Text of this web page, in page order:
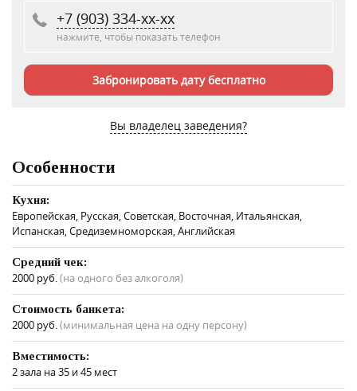
+7 (903) 334-xx-xx
нажмите, чтобы показать телефон
Забронировать дату бесплатно
Вы владелец заведения?
Особенности
Кухня:
Европейская, Русская, Советская, Восточная, Итальянская,
Испанская, Средиземноморская, Английская
Средний чек:
2000 руб.(на одного без алкоголя)
Стоимость банкета:
2000 руб.(минимальная цена на одну персону)
Вместимость:
2 зала на 35 и 45 мест